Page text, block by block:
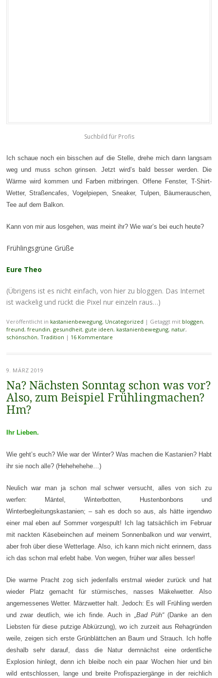
Suchbild für Profis
Ich schaue noch ein bisschen auf die Stelle, drehe mich dann langsam
weg und muss schon grinsen. Jetzt wird’s bald besser werden. Die
Wärme wird kommen und Farben mitbringen. Offene Fenster, T-Shirt-
Wetter, Straßencafes, Vogelpiepen, Sneaker, Tulpen, Bäumerauschen,
Tee auf dem Balkon.
Kann von mir aus losgehen, was meint ihr? Wie war’s bei euch heute?
Frühlingsgrüne Grüße
Eure Theo
(Übrigens ist es nicht einfach, von hier zu bloggen. Das Internet
ist wackelig und rückt die Pixel nur einzeln raus…)
Veröffentlicht in kastanienbewegung, Uncategorized | Getaggt mit bloggen,
freund, freundin, gesundheit, gute ideen, kastanienbewegung, natur,
schönschön, Tradition | 16 Kommentare
9. MÄRZ 2019
Na? Nächsten Sonntag schon was vor?
Also, zum Beispiel Frühlingmachen?
Hm?
Ihr Lieben.
Wie geht’s euch? Wie war der Winter? Was machen die Kastanien? Habt
ihr sie noch alle? (Hehehehehe…)
Neulich war man ja schon mal schwer versucht, alles von sich zu
werfen: Mäntel, Winterbotten, Hustenbonbons und
Winterbegleitungskastanien; – sah es doch so aus, als hätte irgendwo
einer mal eben auf Sommer vorgespult! Ich lag tatsächlich im Februar
mit nackten Käsebeinchen auf meinem Sonnenbalkon und war verwirrt,
aber froh über diese Wetterlage. Also, ich kann mich nicht erinnern, dass
ich das schon mal erlebt habe. Von wegen, früher war alles besser!
Die warme Pracht zog sich jedenfalls erstmal wieder zurück und hat
wieder Platz gemacht für stürmisches, nasses Mäkelwetter. Also
angemessenes Wetter. Märzwetter halt. Jedoch: Es will Frühling werden
und zwar deutlich, wie ich finde. Auch in „Bad Püh“(Danke an den
Liebsten für diese putzige Abkürzung), wo ich zurzeit aus Rehagründen
weile, zeigen sich erste Grünblättchen an Baum und Strauch. Ich hoffe
deshalb sehr darauf, dass die Natur demnächst eine ordentliche
Explosion hinlegt, denn ich bleibe noch ein paar Wochen hier und bin
wild entschlossen, lange und breite Profispaziergänge in der reichlich